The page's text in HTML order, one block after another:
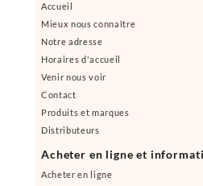
Accueil
Mieux nous connaître
Notre adresse
Horaires d'accueil
Venir nous voir
Contact
Produits et marques
Distributeurs
Acheter en ligne et
Acheter en ligne